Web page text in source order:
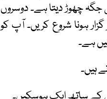
چھوڑ دیتا ہے۔ دوسروں
ہونا شروع کریں۔ آپ کو
ہے۔
ہیں۔